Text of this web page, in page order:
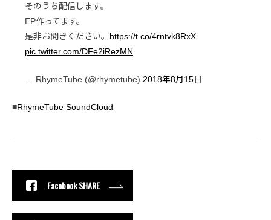
そのうち配信します。
EP作ってます。
是非お聞きください。 https://t.co/4rntvk8RxX
pic.twitter.com/DFe2iRezMN
— RhymeTube (@rhymetube) 2018年8月15日
■RhymeTube SoundCloud
Facebook SHARE